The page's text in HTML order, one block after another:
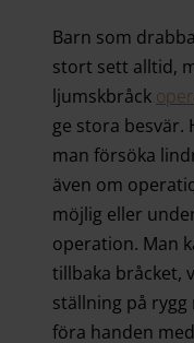
Barn som
stort sett alltid,
ljumskbråck
ge stora besvär.
man försöka
även om
möjlig eller
operation. Man
tillbaka bråcket,
ställning på
föra handen